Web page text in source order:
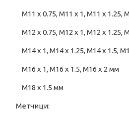
M11 x 0.75, M11 x 1, M11 x 1.25,
M12 x 0.75, M12 x 1, M12 x 1.25,
M14 x 1, M14 x 1.25, M14 x 1.5,
M16 x 1, M16 x 1.5, M16 x 2 мм
M18 x 1.5 мм
Метчици: